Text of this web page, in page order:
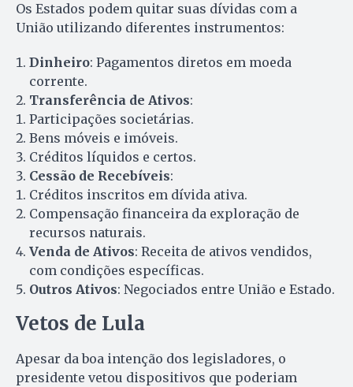
Os Estados podem quitar suas dívidas com a
União utilizando diferentes instrumentos:
Dinheiro: Pagamentos diretos em moeda
corrente.
Transferência de Ativos:
Participações societárias.
Bens móveis e imóveis.
Créditos líquidos e certos.
Cessão de Recebíveis:
Créditos inscritos em dívida ativa.
Compensação financeira da exploração de
recursos naturais.
Venda de Ativos: Receita de ativos vendidos,
com condições específicas.
Outros Ativos: Negociados entre União e Estado.
Vetos de Lula
Apesar da boa intenção dos legisladores, o
presidente vetou dispositivos que poderiam